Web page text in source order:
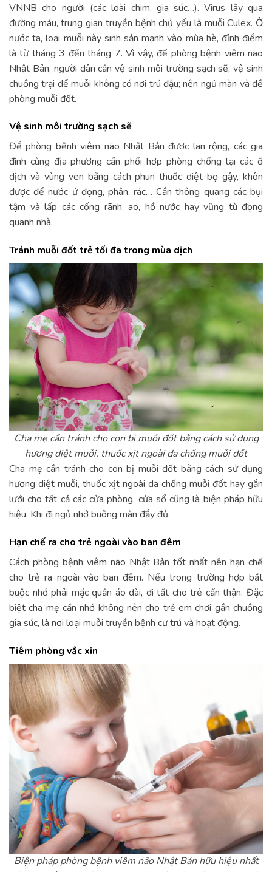
VNNB cho người (các loài chim, gia súc…). Virus lây qua
đường máu, trung gian truyền bệnh chủ yếu là muỗi Culex. Ở
nước ta, loại muỗi này sinh sản mạnh vào mùa hè, đỉnh điểm
là từ tháng 3 đến tháng 7. Vì vậy, để phòng bệnh viêm não
Nhật Bản, người dân cần vệ sinh môi trường sạch sẽ, vệ sinh
chuồng trại để muỗi không có nơi trú đậu; nên ngủ màn và đề
phòng muỗi đốt.
Vệ sinh môi trường sạch sẽ
Đểphòng bệnh viêm não Nhật Bản được lan rộng, các gia
đình cùng địa phương cần phối hợp phòng chống tại các ổ
dịch và vùng ven bằng cách phun thuốc diệt bọ gậy, khôn
được để nước ứ đọng, phân, rác… Cần thông quang các bụi
tậm và lấp các cống rãnh, ao, hồ nước hay vũng tù đọng
quanh nhà.
Tránh muỗi đốt trẻ tối đa trong mùa dịch
Cha mẹ cần tránh cho con bị muỗi đốt bằng cách sử dụng
hương diệt muỗi, thuốc xịt ngoài da chống muỗi đốt
Cha mẹ cần tránh cho con bị muỗi đốt bằng cách sử dụng
hương diệt muỗi, thuốc xịt ngoài da chống muỗi đốt hay gắn
lưới cho tất cả các cửa phòng, cửa sổ cũng là biện pháp hữu
hiệu. Khi đi ngủ nhớ buông màn đầy đủ.
Hạn chế ra cho trẻ ngoài vào ban đêm
Cách phòng bệnh viêm não Nhật Bản tốt nhất nên hạn chế
cho trẻ ra ngoài vào ban đêm. Nếu trong trường hợp bắt
buộc nhớ phải mặc quần áo dài, đi tất cho trẻ cẩn thận. Đặc
biệt cha mẹ cần nhớ không nên cho trẻ em chơi gần chuồng
gia súc, là nơi loại muỗi truyền bệnh cư trú và hoạt động.
Tiêm phòng vắc xin
Biện pháp phòng bệnh viêm não Nhật Bản hữu hiệu nhất